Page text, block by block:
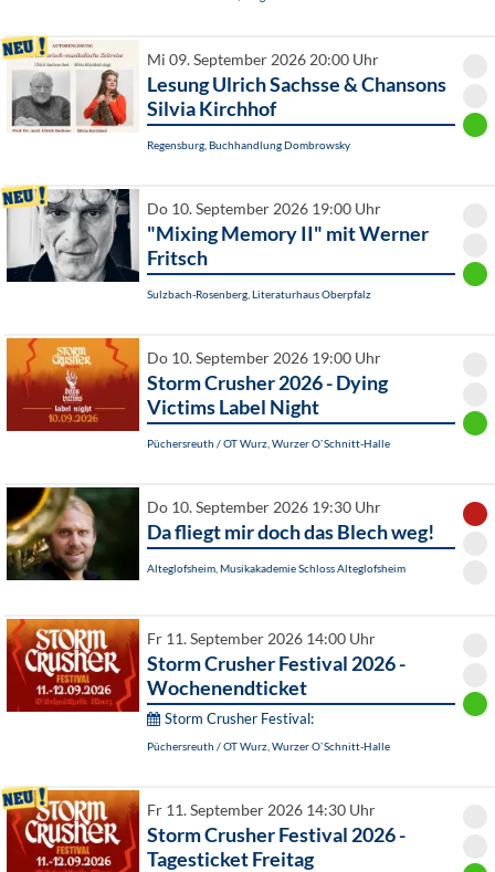
Mi 09. September 2026 20:00 Uhr
Lesung Ulrich Sachsse & Chansons
Silvia Kirchhof
Regensburg, Buchhandlung Dombrowsky
Do 10. September 2026 19:00 Uhr
"Mixing Memory II" mit Werner
Fritsch
Sulzbach-Rosenberg, Literaturhaus Oberpfalz
Do 10. September 2026 19:00 Uhr
Storm Crusher 2026 - Dying
Victims Label Night
Püchersreuth / OT Wurz, Wurzer O`Schnitt-Halle
Do 10. September 2026 19:30 Uhr
Da fliegt mir doch das Blech weg!
Alteglofsheim, Musikakademie Schloss Alteglofsheim
Fr 11. September 2026 14:00 Uhr
Storm Crusher Festival 2026 -
Wochenendticket
Storm Crusher Festival:
Püchersreuth / OT Wurz, Wurzer O`Schnitt-Halle
Fr 11. September 2026 14:30 Uhr
Storm Crusher Festival 2026 -
Tagesticket Freitag